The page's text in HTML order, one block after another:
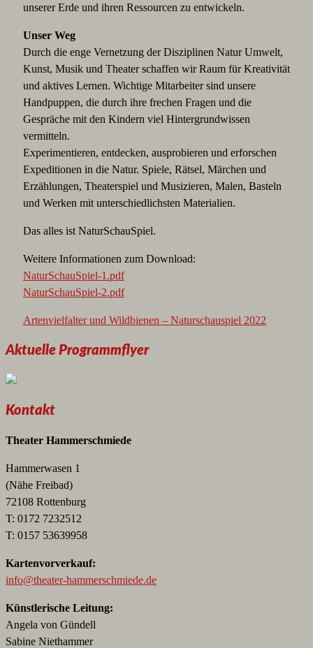
unserer Erde und ihren Ressourcen zu entwickeln.
Unser Weg
Durch die enge Vernetzung der Disziplinen Natur Umwelt,
Kunst, Musik und Theater schaffen wir Raum für Kreativität
und aktives Lernen. Wichtige Mitarbeiter sind unsere
Handpuppen, die durch ihre frechen Fragen und die
Gespräche mit den Kindern viel Hintergrundwissen
vermitteln.
Experimentieren, entdecken, ausprobieren und erforschen
Expeditionen in die Natur. Spiele, Rätsel, Märchen und
Erzählungen, Theaterspiel und Musizieren, Malen, Basteln
und Werken mit unterschiedlichsten Materialien.
Das alles ist NaturSchauSpiel.
Weitere Informationen zum Download:
NaturSchauSpiel-1.pdf
NaturSchauSpiel-2.pdf
Artenvielfalter und Wildbienen – Naturschauspiel 2022
Aktuelle Programmflyer
Kontakt
Theater Hammerschmiede
Hammerwasen 1
(Nähe Freibad)
72108 Rottenburg
T: 0172 7232512
T: 0157 53639958
Kartenvorverkauf:
info@theater-hammerschmiede.de
Künstlerische Leitung:
Angela von Gündell
Sabine Niethammer